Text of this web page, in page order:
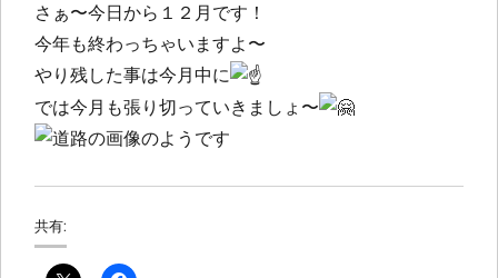
さぁ〜今日から１２月です！
今年も終わっちゃいますよ〜
やり残した事は今月中に
では今月も張り切っていきましょ〜
共有: